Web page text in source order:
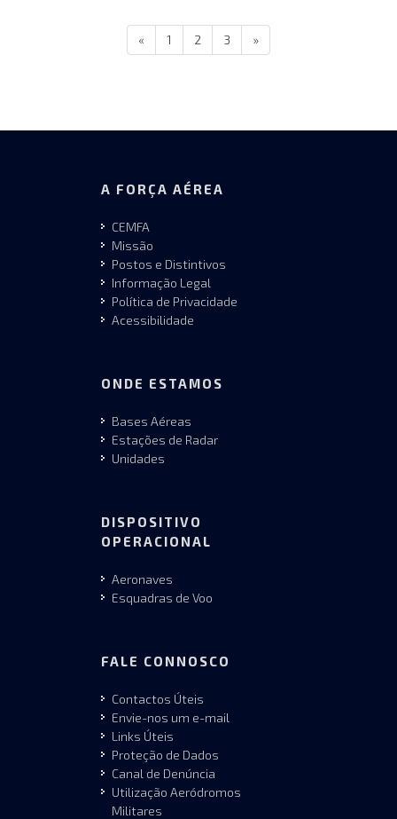
« 1 2 3 »
A FORÇA AÉREA
CEMFA
Missão
Postos e Distintivos
Informação Legal
Política de Privacidade
Acessibilidade
ONDE ESTAMOS
Bases Aéreas
Estações de Radar
Unidades
DISPOSITIVO
OPERACIONAL
Aeronaves
Esquadras de Voo
FALE CONNOSCO
Contactos Úteis
Envie-nos um e-mail
Links Úteis
Proteção de Dados
Canal de Denúncia
Utilização Aeródromos
Militares